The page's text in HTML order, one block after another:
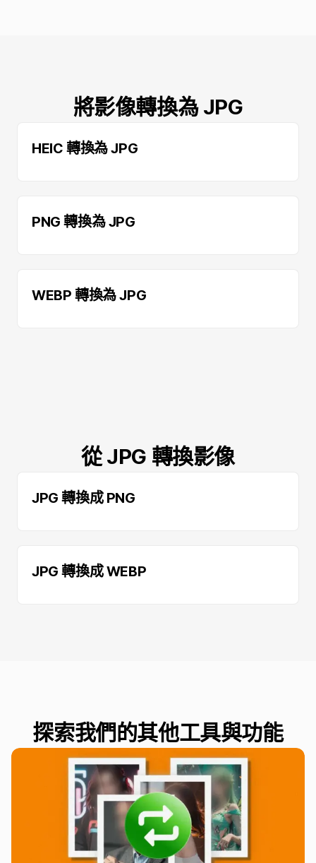
將影像轉換為 JPG
HEIC 轉換為 JPG
PNG 轉換為 JPG
WEBP 轉換為 JPG
從 JPG 轉換影像
JPG 轉換成 PNG
JPG 轉換成 WEBP
探索我們的其他工具與功能